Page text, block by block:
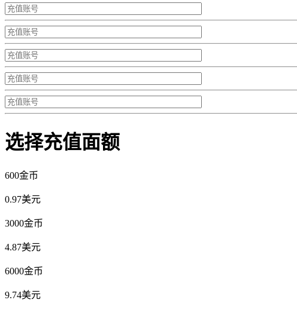
选择充值面额
600金币
0.97美元
3000金币
4.87美元
6000金币
9.74美元